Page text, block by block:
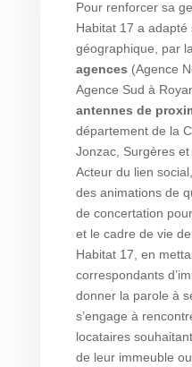
Pour renforcer sa
Habitat 17 a adapté
géographique, par
agences (Agence
Agence Sud à
antennes de
département de la
Jonzac, Surgères et
Acteur du lien
des animations de
de concertation
et le cadre de vie
Habitat 17, en
correspondants
donner la parole à
s’engage à
locataires
de leur immeuble